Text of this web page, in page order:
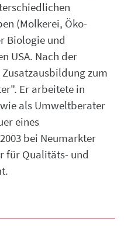
(Molkerei, Öko-
Biologie und
USA. Nach der
zum
Er arbeitete in
als Umweltberater
eines
bei Neumarkter
für Qualitäts- und